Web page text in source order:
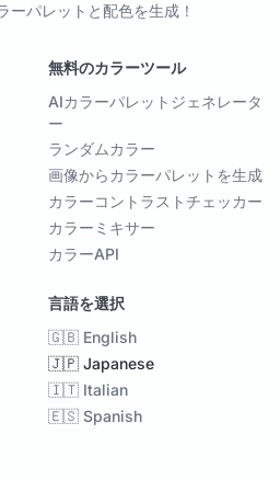
パレットと配色を生成！
無料のカラーツール
AIカラーパレットジェネレータ
ー
ランダムカラー
画像からカラーパレットを生成
カラーコントラストチェッカー
カラーミキサー
カラーAPI
言語を選択
🇬🇧 English
🇯🇵 Japanese
🇮🇹 Italian
🇪🇸 Spanish